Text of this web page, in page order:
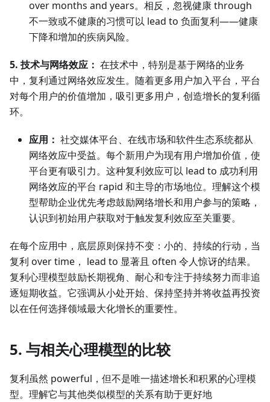
over months and years。相反，忽视健康 through
不一致或不健康的习惯可以 lead to 负面复利——健康
下降和增加的疾病风险。
5. 技术与网络效应： 在技术中，特别是基于网络的业务
中，复利通过网络效应发生。随着更多用户加入平台，平台
对每个用户的价值增加，吸引更多用户，创造增长的复利循
环。
应用： 社交媒体平台、在线市场和软件生态系统都从
网络效应中受益。每个新用户为现有用户增加价值，使
平台更有吸引力。这种复利效应可以 lead to 成功利用
网络效应的平台 rapid 和主导的市场地位。理解这个模
型帮助企业优先考虑鼓励网络增长和用户参与的策略，
认识到初始用户获取对于触发复利效应至关重要。
在每个应用中，底层原则保持不变：小的、持续的行动，当
复利 over time， lead to 显著且 often 令人惊讶的结果。
复利心理模型鼓励长期视角、耐心和专注于持续努力而非追
逐短期收益。它强调从小处开始、保持坚持并将收益再投资
以在任何选择领域最大化增长的重要性。
5. 与相关心理模型的比较
复利虽然 powerful，但不是唯一描述增长和积累的心理模
型。理解它与其他类似模型的关系有助于更好地